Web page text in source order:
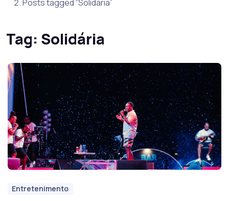
Posts tagged “Solidária”
Tag: Solidária
Entretenimento